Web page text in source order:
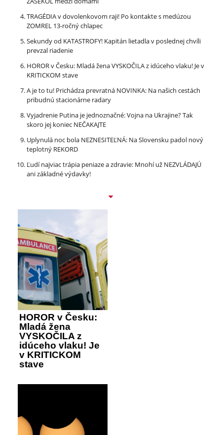
TRAGÉDIA v dovolenkovom raji! Po kontakte s medúzou
ZOMREL 13-ročný chlapec
Sekundy od KATASTROFY! Kapitán lietadla v poslednej chvíli
prevzal riadenie
HOROR v Česku: Mladá žena VYSKOČILA z idúceho vlaku! Je v
KRITICKOM stave
A je to tu! Prichádza prevratná NOVINKA: Na našich cestách
pribudnú stacionárne radary
Vyjadrenie Putina je jednoznačné: Vojna na Ukrajine? Tak
skoro jej koniec NEČAKAJTE
Uplynulá noc bola NEZNESITEĽNÁ: Na Slovensku padol nový
teplotný REKORD
Ľudí najviac trápia peniaze a zdravie: Mnohí už NEZVLÁDAJÚ
ani základné výdavky!
HOROR v Česku:
Mladá žena
VYSKOČILA z
idúceho vlaku! Je
v KRITICKOM
stave